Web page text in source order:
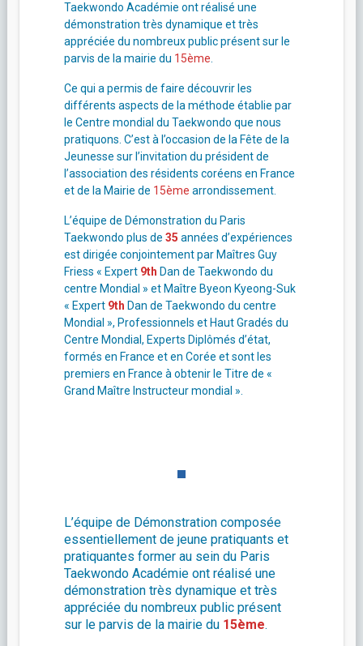
Taekwondo Académie ont réalisé une
démonstration très dynamique et très
appréciée du nombreux public présent sur le
parvis de la mairie du 15ème.
Ce qui a permis de faire découvrir les
différents aspects de la méthode établie par
le Centre mondial du Taekwondo que nous
pratiquons. C’est à l’occasion de la Fête de la
Jeunesse sur l’invitation du président de
l’association des résidents coréens en France
et de la Mairie de 15ème arrondissement.
L’équipe de Démonstration du Paris
Taekwondo plus de35 années d’expériences
est dirigée conjointement par Maîtres Guy
Friess « Expert 9th Dan de Taekwondo du
centre Mondial » et Maître Byeon Kyeong-Suk
« Expert 9th Dan de Taekwondo du centre
Mondial », Professionnels et Haut Gradés du
Centre Mondial, Experts Diplômés d’état,
formés en France et en Corée et sont les
premiers en France à obtenir le Titre de «
Grand Maître Instructeur mondial ».
L’équipe de Démonstration composée
essentiellement de jeune pratiquants et
pratiquantes former au sein du Paris
Taekwondo Académie ont réalisé une
démonstration très dynamique et très
appréciée du nombreux public présent
sur le parvis de la mairie du 15ème.